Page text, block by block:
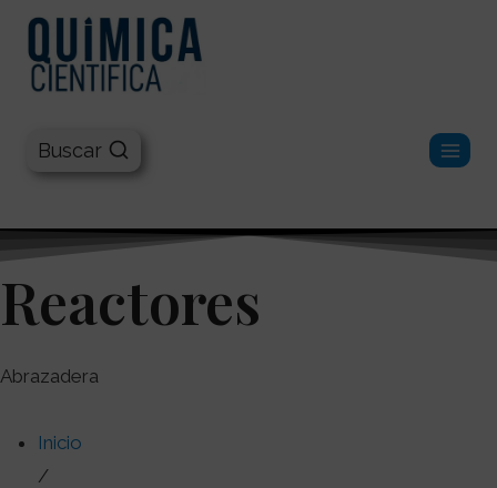
Buscar
Reactores
Abrazadera
Inicio
/